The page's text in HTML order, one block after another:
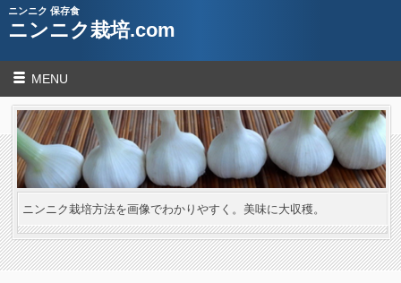
ニンニク 保存食
ニンニク栽培.com
MENU
ニンニク栽培方法を画像でわかりやすく。美味に大収穫。